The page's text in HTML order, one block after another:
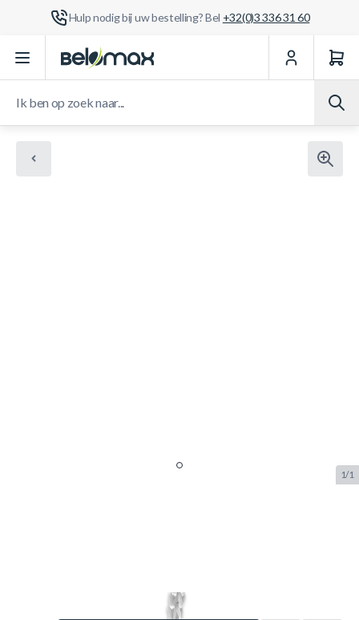
Hulp nodig bij uw bestelling? Bel +32(0)3 336 31 60
Ga naar de inhoud
1/1